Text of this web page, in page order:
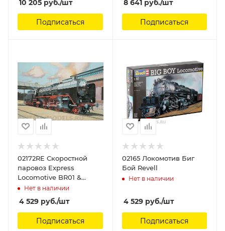
10 205 руб./шт
Подписаться
8 641 руб./шт
Подписаться
02172RE Скоростной
паровоз Express
Locomotive BR01 &
Tender 2'2' T32 Revell
Нет в наличии
4 529 руб./шт
Подписаться
02165 Локомотив Биг
Бой Revell
Нет в наличии
4 529руб./шт
Подписаться